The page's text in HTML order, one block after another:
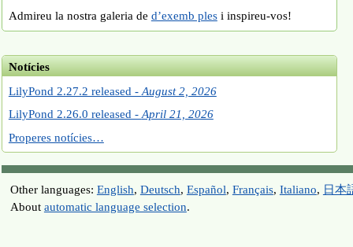
Admireu la nostra galeria de d’exemb plesi inspireu-vos!
Notícies
LilyPond 2.27.2 released - August 2, 2026
LilyPond 2.26.0 released - April 21, 2026
Properes notícies…
Other languages: English, Deutsch, Español, Français, Italiano, 日本
About automatic language selection.